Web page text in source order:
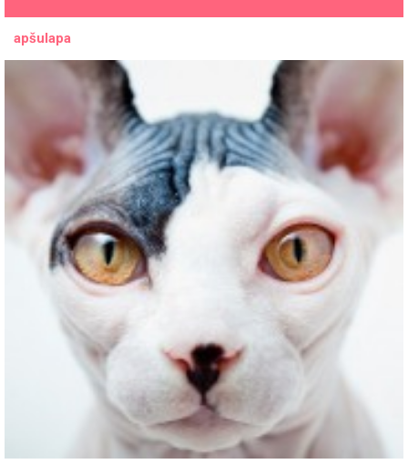
apšulapa